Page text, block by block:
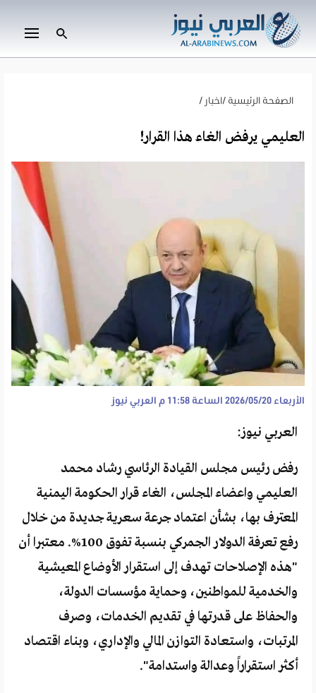
الصفحة الرئيسية /اخبار /
العليمي يرفض الغاء هذا القرار!
الأربعاء 2026/05/20 الساعة 11:58 م العربي نيوز
العربي نيوز:
رفض رئيس مجلس القيادة الرئاسي رشاد محمد
العليمي واعضاء المجلس، الغاء قرار الحكومة اليمنية
المعترف بها، بشأن اعتماد جرعة سعرية جديدة من خلال
رفع تعرفة الدولار الجمركي بنسبة تفوق 100%. معتبرا أن
"هذه الإصلاحات تهدف إلى استقرار الأوضاع المعيشية
والخدمية للمواطنين، وحماية مؤسسات الدولة،
والحفاظ على قدرتها في تقديم الخدمات، وصرف
المرتبات، واستعادة التوازن المالي والإداري، وبناء اقتصاد
أكثر استقراراً وعدالة واستدامة".